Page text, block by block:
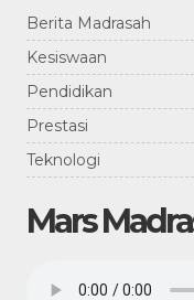
Berita Madrasah
Kesiswaan
Pendidikan
Prestasi
Teknologi
Mars